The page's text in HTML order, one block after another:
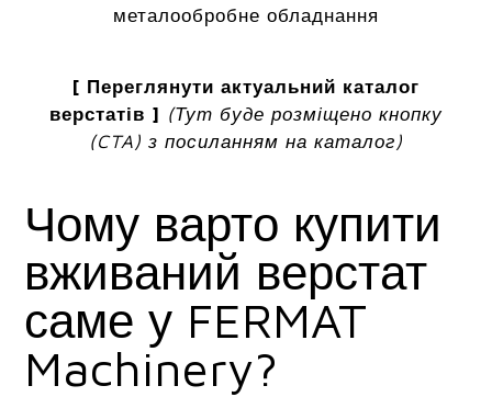
металообробне обладнання
[ Переглянути актуальний каталог
верстатів ] (Тут буде розміщено кнопку
(CTA) з посиланням на каталог)
Чому варто купити
вживаний верстат
саме у FERMAT
Machinery?